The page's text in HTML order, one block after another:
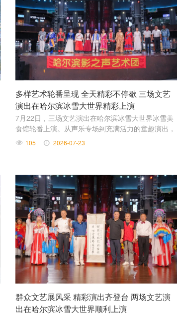
多样艺术轮番呈现 全天精彩不停歇 三场文艺
演出在哈尔滨冰雪大世界精彩上演
7月22日，三场文艺演出在哈尔滨冰雪大世界冰雪美
食馆轮番上演。从声乐专场到充满活力的童趣演出，
风格各异、形式多元，为游客带来了全天不间断的文
105 2026-07-23
群众文艺展风采 精彩演出齐登台 两场文艺演
出在哈尔滨冰雪大世界顺利上演